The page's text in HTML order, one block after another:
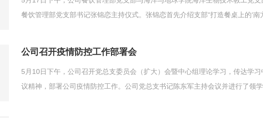
餐饮管理部党支部书记张锦恋主持仪式。张锦恋首先介绍支部“打造餐桌上的‘南
公司召开疫情防控工作部署会
5月10日下午，公司召开党总支委员会（扩大）会暨中心组理论学习，传达学
议精神，部署公司疫情防控工作。公司党总支书记陈东军主持会议并进行了领